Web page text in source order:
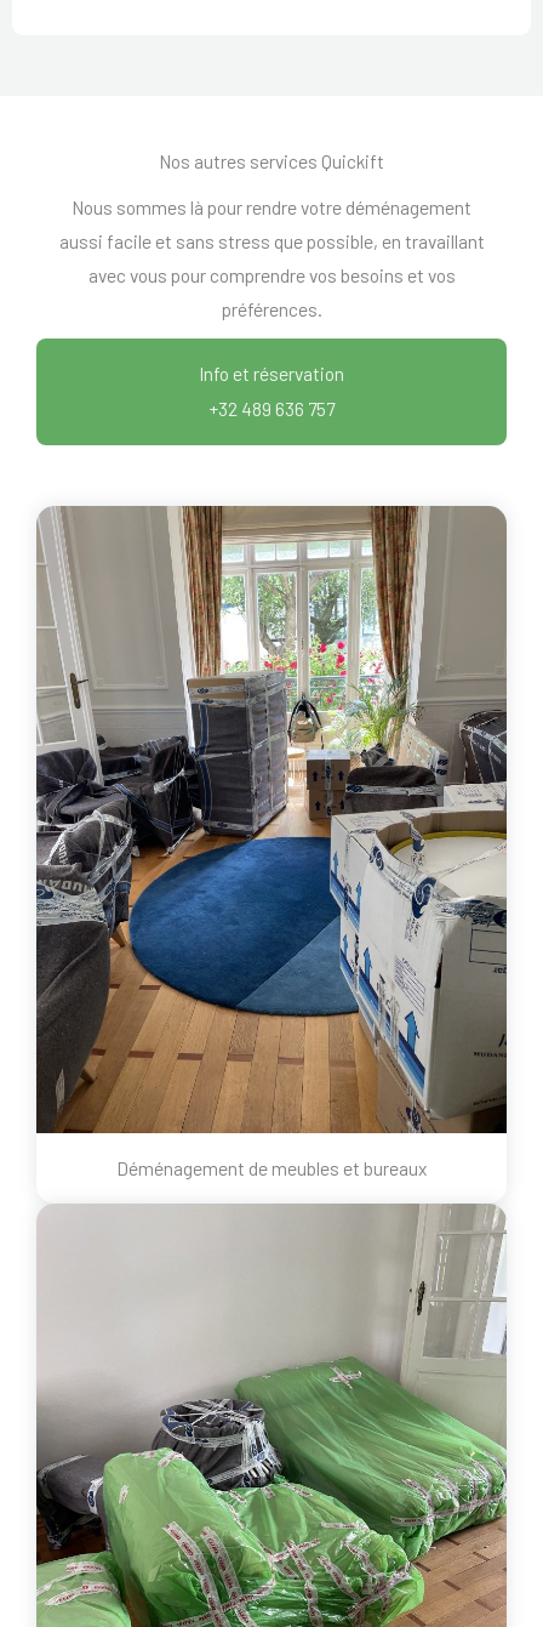
Nos autres services Quickift
Nous sommes là pour rendre votre déménagement
aussi facile et sans stress que possible, en travaillant
avec vous pour comprendre vos besoins et vos
préférences.
Info et réservation
+32 489 636 757
Déménagement de meubles et bureaux